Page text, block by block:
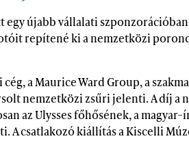
újabb vállalati
repítené ki a nemzetközi
a Maurice Ward Group, a
nemzetközi zsűri jelenti. A díj a
az Ulysses főhősének, a
A csatlakozó kiállítás a Kiscelli